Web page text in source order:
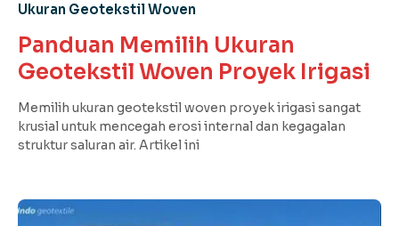
Ukuran Geotekstil Woven
Panduan Memilih Ukuran
Geotekstil Woven Proyek Irigasi
Memilih ukuran geotekstil woven proyek irigasi sangat
krusial untuk mencegah erosi internal dan kegagalan
struktur saluran air. Artikel ini